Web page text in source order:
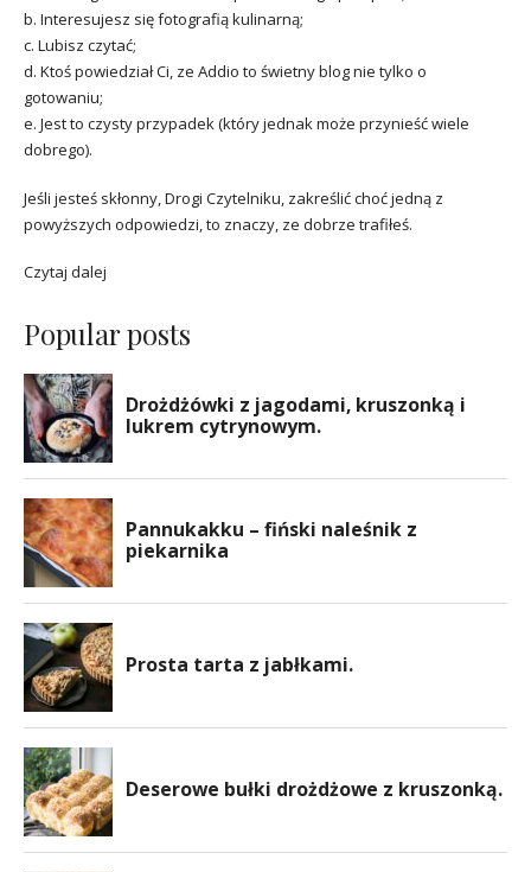
b. Interesujesz się fotografią kulinarną;
c. Lubisz czytać;
d. Ktoś powiedział Ci, ze Addio to świetny blog nie tylko o
gotowaniu;
e. Jest to czysty przypadek (który jednak może przynieść wiele
dobrego).
Jeśli jesteś skłonny, Drogi Czytelniku, zakreślić choć jedną z
powyższych odpowiedzi, to znaczy, ze dobrze trafiłeś.
Czytaj dalej
Popular posts